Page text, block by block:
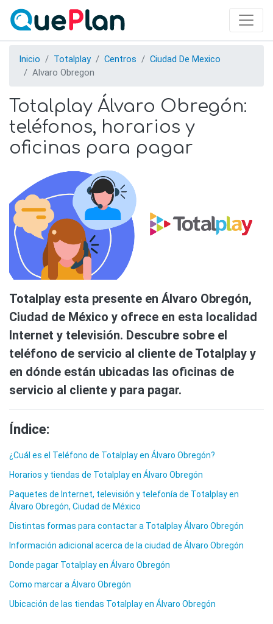
Inicio Totalplay Centros
Ciudad De Mexico
Alvaro Obregon
Totalplay Álvaro Obregón:
teléfonos, horarios y
oficinas para pagar
Totalplay esta presente en Álvaro Obregón,
Ciudad de México y ofrece en esta localidad
Internet y televisión. Descubre sobre el
teléfono de servicio al cliente de Totalplay y
en dónde están ubicadas las oficinas de
servicio al cliente y para pagar.
Índice:
¿Cuál es el Teléfono de Totalplay en Álvaro Obregón?
Horarios y tiendas de Totalplay en Álvaro Obregón
Paquetes de Internet, televisión y telefonía de Totalplay en
Álvaro Obregón, Ciudad de México
Distintas formas para contactar a Totalplay Álvaro Obregón
Información adicional acerca de la ciudad de Álvaro Obregón
Donde pagar Totalplay en Álvaro Obregón
Como marcar a Álvaro Obregón
Ubicación de las tiendas Totalplay en Álvaro Obregón